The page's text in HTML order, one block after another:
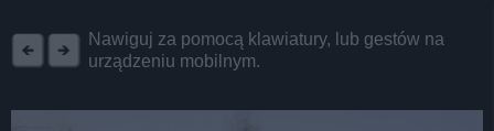
Nawiguj za pomocą klawiatury, lub gestów na
urządzeniu mobilnym.